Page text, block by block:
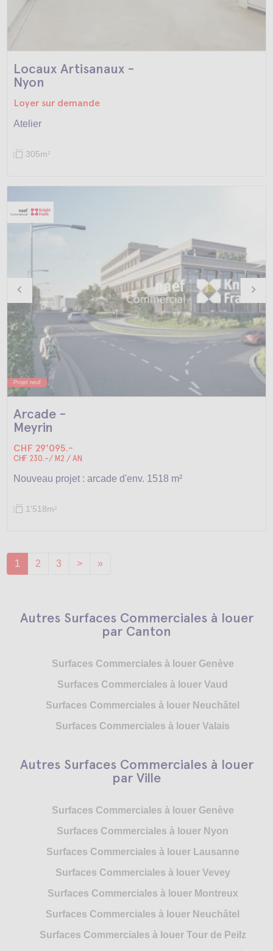
Locaux Artisanaux -
Nyon
Loyer sur demande
Atelier
305m2
Projet neuf
Arcade -
Meyrin
CHF 29'095.-
CHF 230.-/ M2 / AN
Nouveau projet : arcade d'env. 1518 m²
1'518m2
1 2 3 > »
Autres Surfaces Commerciales à louer
par Canton
Surfaces Commerciales à louer Genève
Surfaces Commerciales à louer Vaud
Surfaces Commerciales à louer Neuchâtel
Surfaces Commerciales à louer Valais
Autres Surfaces Commerciales à louer
par Ville
Surfaces Commerciales à louer Genève
Surfaces Commerciales à louer Nyon
Surfaces Commerciales à louer Lausanne
Surfaces Commerciales à louer Vevey
Surfaces Commerciales à louer Montreux
Surfaces Commerciales à louer Neuchâtel
Surfaces Commerciales à louer Tour de Peilz